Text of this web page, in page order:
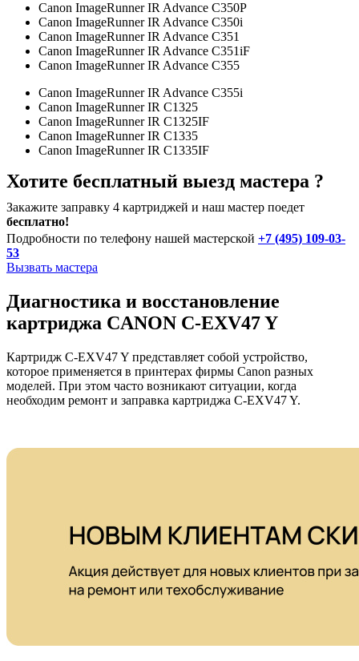
Canon ImageRunner IR Advance C350P
Canon ImageRunner IR Advance C350i
Canon ImageRunner IR Advance C351
Canon ImageRunner IR Advance C351iF
Canon ImageRunner IR Advance C355
Canon ImageRunner IR Advance C355i
Canon ImageRunner IR C1325
Canon ImageRunner IR C1325IF
Canon ImageRunner IR C1335
Canon ImageRunner IR C1335IF
Хотите бесплатный выезд мастера ?
Закажите заправку 4 картриджей и наш мастер поедет
бесплатно!
Подробности по телефону нашей мастерской +7 (495) 109-03-
53
Вызвать мастера
Диагностика и восстановление
картриджа CANON C-EXV47 Y
Картридж C-EXV47 Y представляет собой устройство,
которое применяется в принтерах фирмы Canon разных
моделей. При этом часто возникают ситуации, когда
необходим ремонт и заправка картриджа C-EXV47 Y.